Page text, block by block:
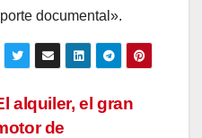
documental».
alquiler, el gran
de